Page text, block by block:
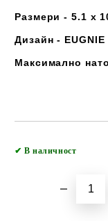
Размери - 5.1 x
Дизайн - EUGNIE
Максимално
✔ В наличност